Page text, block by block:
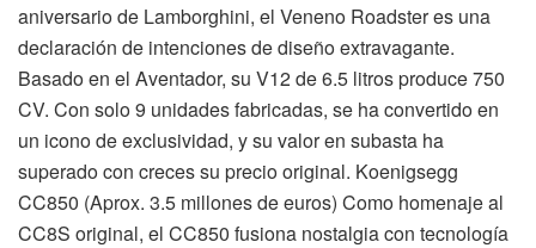
aniversario de Lamborghini, el Veneno Roadster es una
declaración de intenciones de diseño extravagante.
Basado en el Aventador, su V12 de 6.5 litros produce 750
CV. Con solo 9 unidades fabricadas, se ha convertido en
un icono de exclusividad, y su valor en subasta ha
superado con creces su precio original. Koenigsegg
CC850 (Aprox. 3.5 millones de euros) Como homenaje al
CC8S original, el CC850 fusiona nostalgia con tecnología